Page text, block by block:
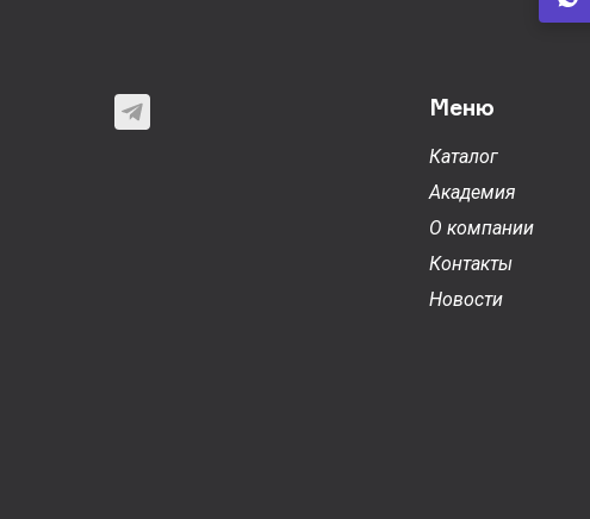
Меню
Каталог
Академия
О компании
Контакты
Новости